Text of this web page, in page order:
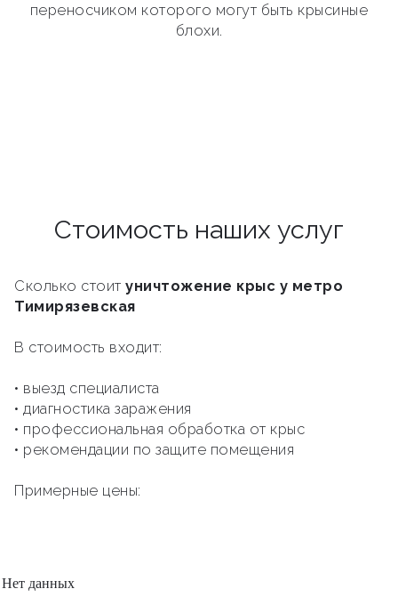
переносчиком которого могут быть крысиные
блохи.
Стоимость наших услуг
Сколько стоит уничтожение крыс у метро
Тимирязевская
В стоимость входит:
• выезд специалиста
• диагностика заражения
• профессиональная обработка от крыс
• рекомендации по защите помещения
Примерные цены:
Нет данных